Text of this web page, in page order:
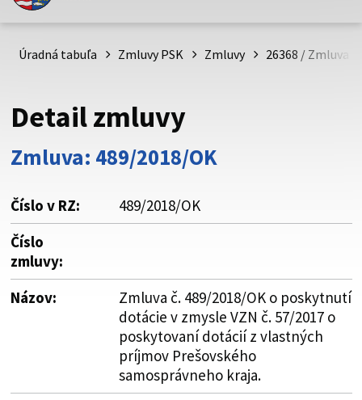
Toto je oficiálna webová stránka Prešovského
psk.sk.
Buďte pozorní a vždy sa uistite, že zdieľate informácie iba
cez zabezpečenú webovú stránku. Zabezpečená stránka
vždy začína https:// pred názvom domény webového sídla.
Úradná tabuľa Zmluvy PSK Zmluvy 26368 / Zmluva
Detail zmluvy
Zmluva: 489/2018/OK
Číslo v RZ:
489/2018/OK
Číslo
zmluvy:
Názov:
Zmluva č. 489/2018/OK o poskytnutí
dotácie v zmysle VZN č. 57/2017 o
poskytovaní dotácií z vlastných
príjmov Prešovského
samosprávneho kraja.